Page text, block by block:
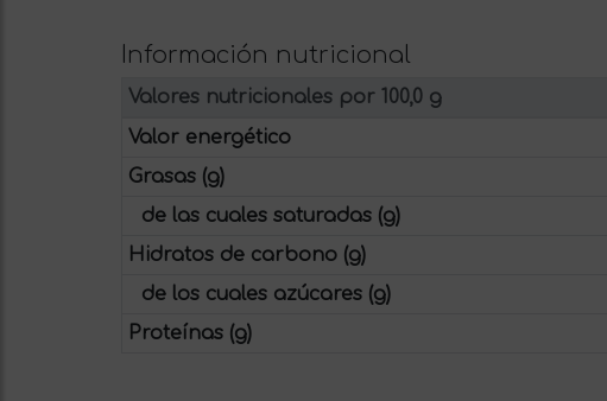
Información nutricional
Valores nutricionales por 100,0 g
Valor energético
Grasas (g)
de las cuales saturadas (g)
Hidratos de carbono (g)
de los cuales azúcares (g)
Proteínas (g)